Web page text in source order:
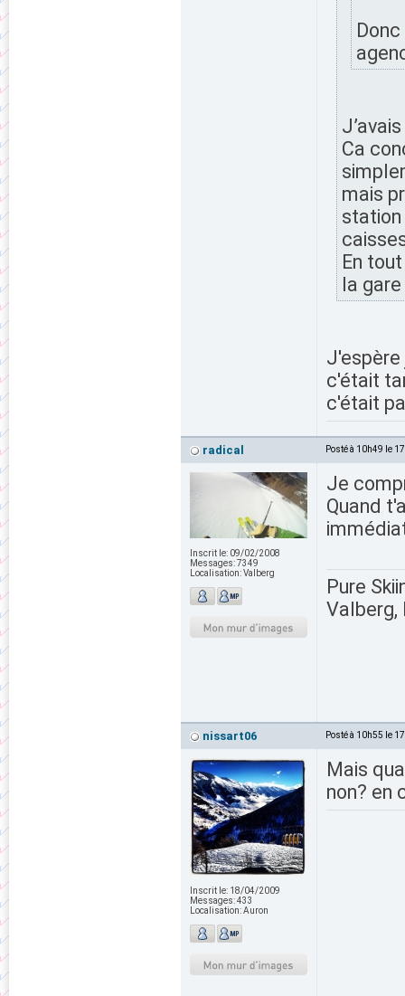
Ca
mais
station
En
la
c'était
c'était
radical Posté à 10h49 le
Inscrit le: 09/02/2008
Messages:7349
Localisation:Valberg
Je
Quand
Pure
Valberg,
nissart06 Posté à 10h55 le
Inscrit le: 18/04/2009
Messages:433
Localisation:Auron
Mais
non? en